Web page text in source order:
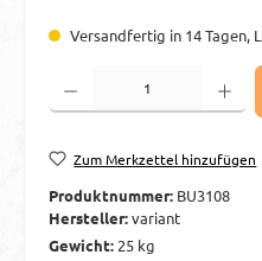
Versandfertig in 14 Tagen,
Produkt Anzahl: Gib den
Zum Merkzettel hinzufügen
Produktnummer: BU3108
Hersteller:variant
Gewicht: 25 kg